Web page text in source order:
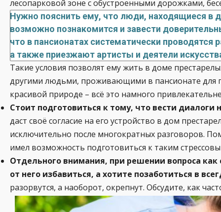
лесопарковой зоне с обустроенными дорожками,
Нужно пояснить ему, что люди, находящиеся в
возможно познакомится и завести
что в пансионатах систематически
а также приезжают артисты и деятели
Такие условия позволят ему жить в доме
другими людьми, проживающими в пансионате для
красивой природе – всё это намного
Стоит подготовиться к тому, что вести
даст своё согласие на его устройство в дом
исключительно после многократных разговоров.
имел возможность подготовиться к таким
Отдельного внимания, при решении вопроса
от него избавиться, а хотите позаботиться в
разорвутся, а наоборот, окрепнут. Обсудите, как